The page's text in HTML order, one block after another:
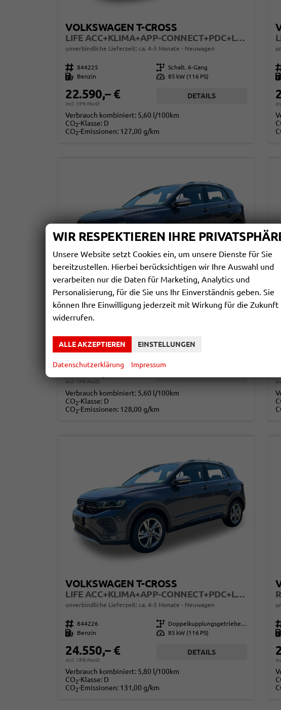
VOLKSWAGEN T-CROSS
LIFE ACC+KLIMA+APP-CONNECT+PDC+LED+16'' ALU
unverbindliche Lieferzeit: ca. 4-5 Monate Neuwagen
Fahrzeugnr. 844225 Getriebe Schalt. 6-Gang
Kraftstoff
Benzin Leistung 85 kW (116 PS)
22.590,– €
incl. 19% MwSt.
DETAILS
Verbrauch kombiniert: 5,60 l/100km
CO2-Klasse: D
CO2-Emissionen: 127,00 g/km
VOLKSWAGEN T-CROSS
Fahrzeugnr. 844232 Getriebe Schalt. 6-Gang
Kraftstoff Benzin
23.490,– €
incl. 19% MwSt.
Verbrauch kombiniert: 5,60 l/100km
CO2-Klasse: D
CO2-Emissionen: 128,00 g/km
VOLKSWAGEN T-CROSS
LIFE ACC+KLIMA+APP-CONNECT+PDC+LED+16'' ALU
unverbindliche Lieferzeit: ca. 4-5 Monate Neuwagen
Fahrzeugnr. 844226 Getriebe
Doppelkupplungsgetriebe (DSG)
Kraftstoff
Benzin Leistung 85 kW (116 PS)
24.550,– €
incl. 19% MwSt.
DETAILS
Verbrauch kombiniert: 5,80 l/100km
CO2-Klasse: D
CO2-Emissionen: 131,00 g/km
WIR RESPEKTIEREN IHRE
Unsere Website setzt Cookies ein, um unsere Dienste für Sie
bereitzustellen. Hierbei berücksichtigen wir Ihre Auswahl und
verarbeiten nur die Daten für Marketing, Analytics und
Personalisierung, für die Sie uns Ihr Einverständnis geben. Sie
können Ihre Einwilligung jederzeit mit Wirkung für die Zukunft
widerrufen.
ALLE AKZEPTIEREN EINSTELLUNGEN
Datenschutzerklärung Impressum